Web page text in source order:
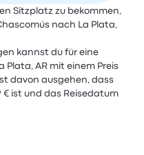
Sitzplatz zu bekommen,
nach La Plata,
kannst du für eine
Plata, AR mit einem Preis
davon ausgehen, dass
€ ist und das Reisedatum